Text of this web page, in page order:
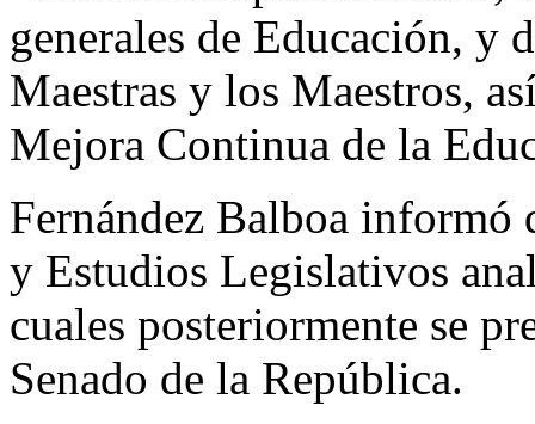
generales de Educación, y
Maestras y los Maestros,
Mejora Continua de la
Fernández Balboa informó
y Estudios Legislativos
cuales posteriormente se
Senado de la República.